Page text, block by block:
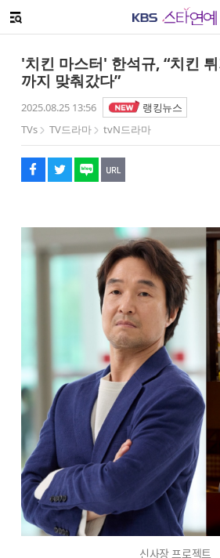
메뉴 열기
'치킨 마스터' 한석규, “치킨
까지 맞춰갔다”
2025.08.25 13:56
랭킹뉴스
TVs
TV드라마 tvN드라마
페이스북
트위터
네이버
URL복사
글씨 작게보기
글씨 크게보기
신사장 프로젝트
해시태그